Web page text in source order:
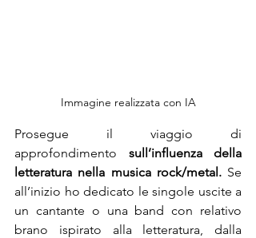
Immagine realizzata con IA
Prosegue il viaggio di
approfondimento sull’influenza della
letteratura nella musica rock/metal. Se
all’inizio ho dedicato le singole uscite a
un cantante o una band con relativo
brano ispirato alla letteratura, dalla